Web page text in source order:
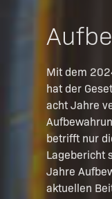
Mit dem
hat der
acht Jahre
betrifft nur
Lagebericht
Jahre
aktuellen